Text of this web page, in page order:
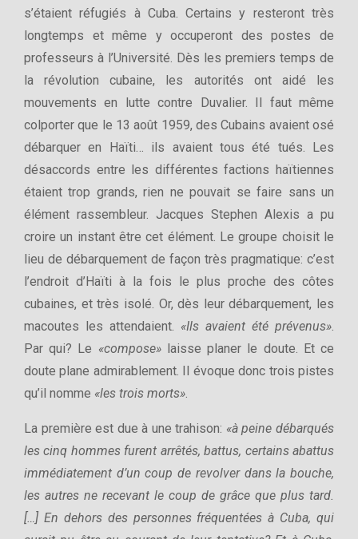
s’étaient réfugiés à Cuba. Certains y resteront très
longtemps et même y occuperont des postes de
professeurs à l’Université. Dès les premiers temps de
la révolution cubaine, les autorités ont aidé les
mouvements en lutte contre Duvalier. Il faut même
colporter que le 13 août 1959, des Cubains avaient osé
débarquer en Haïti… ils avaient tous été tués. Les
désaccords entre les différentes factions haïtiennes
étaient trop grands, rien ne pouvait se faire sans un
élément rassembleur. Jacques Stephen Alexis a pu
croire un instant être cet élément. Le groupe choisit le
lieu de débarquement de façon très pragmatique: c’est
l’endroit d’Haïti à la fois le plus proche des côtes
cubaines, et très isolé. Or, dès leur débarquement, les
macoutes les attendaient. «Ils avaient été prévenus».
Par qui? Le «compose»laisse planer le doute. Et ce
doute plane admirablement. Il évoque donc trois pistes
qu’il nomme «les trois morts».
La première est due à une trahison: «à peine débarqués
les cinq hommes furent arrêtés, battus, certains abattus
immédiatement d’un coup de revolver dans la bouche,
les autres ne recevant le coup de grâce que plus tard.
[…] En dehors des personnes fréquentées à Cuba, qui